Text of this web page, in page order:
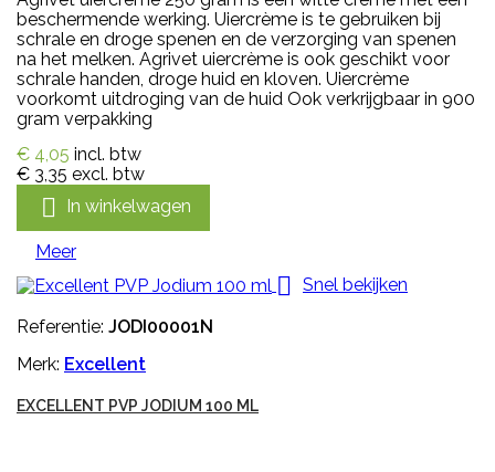
beschermende werking. Uiercrème is te gebruiken bij
schrale en droge spenen en de verzorging van spenen
na het melken. Agrivet uiercrème is ook geschikt voor
schrale handen, droge huid en kloven. Uiercrème
voorkomt uitdroging van de huid Ook verkrijgbaar in 900
gram verpakking
€ 4,05 incl. btw
€ 3,35 excl. btw
 In winkelwagen
Meer
 Snel bekijken
Referentie: JODI00001N
Merk: Excellent
EXCELLENT PVP JODIUM 100 ML